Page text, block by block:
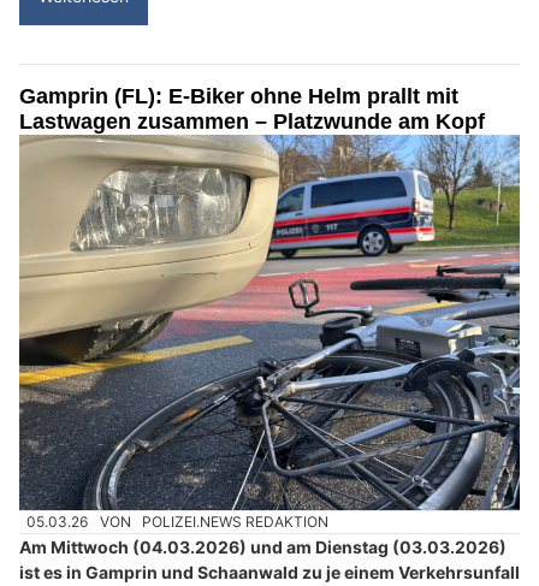
Gamprin (FL): E-Biker ohne Helm prallt mit
Lastwagen zusammen – Platzwunde am Kopf
05.03.26 VON POLIZEI.NEWS REDAKTION
Am Mittwoch (04.03.2026) und am Dienstag (03.03.2026)
ist es in Gamprin und Schaanwald zu je einem Verkehrsunfall